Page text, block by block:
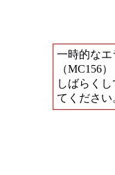
一時的なエ
（MC156）
しばらく
てください